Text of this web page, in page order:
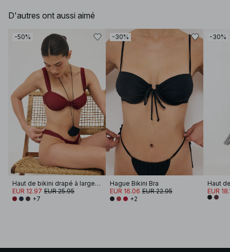
D'autres ont aussi aimé
-50%
Haut de bikini drapé à larges bretelles
EUR 12.97 EUR 25.95
+7
-30%
Hague Bikini Bra
EUR 16.06 EUR 22.95
+2
-30%
EUR